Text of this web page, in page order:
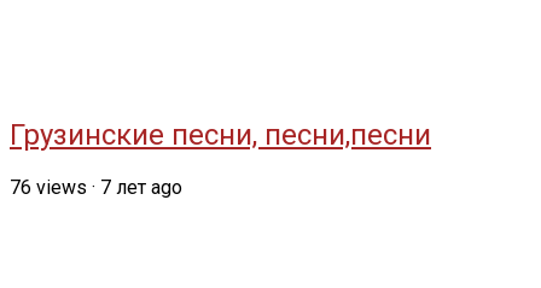
Грузинские песни, песни,песни
76 views · 7 лет ago